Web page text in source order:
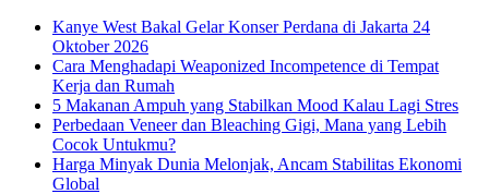
Kanye West Bakal Gelar Konser Perdana di Jakarta 24
Oktober 2026
Cara Menghadapi Weaponized Incompetence di Tempat
Kerja dan Rumah
5 Makanan Ampuh yang Stabilkan Mood Kalau Lagi Stres
Perbedaan Veneer dan Bleaching Gigi, Mana yang Lebih
Cocok Untukmu?
Harga Minyak Dunia Melonjak, Ancam Stabilitas Ekonomi
Global